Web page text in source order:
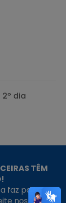
2º dia
TÊM
faz parte da